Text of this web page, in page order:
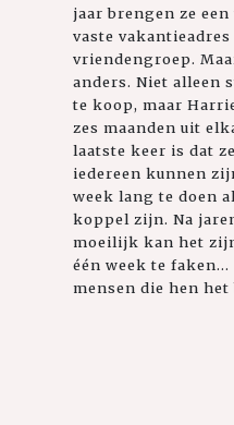
jaar brengen ze
vaste
vriendengroep.
anders. Niet alleen
te koop, maar
zes maanden uit
laatste keer is dat
iedereen kunnen
week lang te doen
koppel zijn. Na
moeilijk kan het
één week te
mensen die hen het